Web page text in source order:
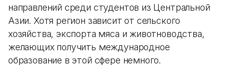
направлений среди студентов из Центральной
Азии. Хотя регион зависит от сельского
хозяйства, экспорта мяса и животноводства,
желающих получить международное
образование в этой сфере немного.